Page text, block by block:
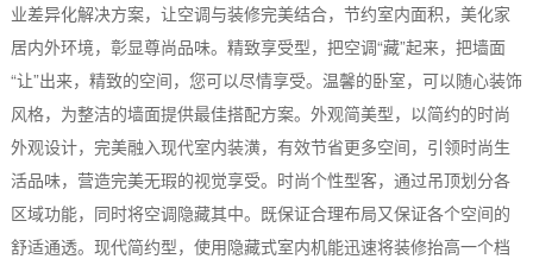
业差异化解决方案，让空调与装修完美结合，节约室内面积，美化家
居内外环境，彰显尊尚品味。精致享受型，把空调“藏”起来，把墙面
“让”出来，精致的空间，您可以尽情享受。温馨的卧室，可以随心装饰
风格，为整洁的墙面提供最佳搭配方案。外观简美型，以简约的时尚
外观设计，完美融入现代室内装潢，有效节省更多空间，引领时尚生
活品味，营造完美无瑕的视觉享受。时尚个性型客，通过吊顶划分各
区域功能，同时将空调隐藏其中。既保证合理布局又保证各个空间的
舒适通透。现代简约型，使用隐藏式室内机能迅速将装修抬高一个档